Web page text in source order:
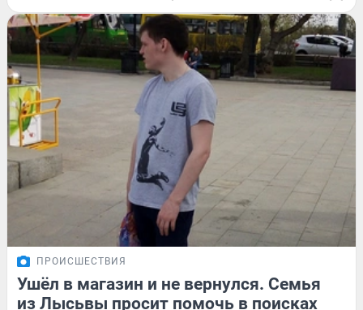
ПРОИСШЕСТВИЯ
Ушёл в магазин и не вернулся. Семья
из Лысьвы просит помочь в поисках